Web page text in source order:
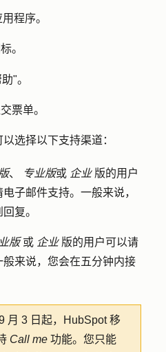
程序。
。
"。
票单。
选择以下支持渠道：
、 专业版或 企业 版的用户
子邮件支持。一般来说，
复。
版或 企业 版的用户可以请
来说，您会在五分钟内接
月 3 日起，HubSpot 移
Call me 功能。您只能